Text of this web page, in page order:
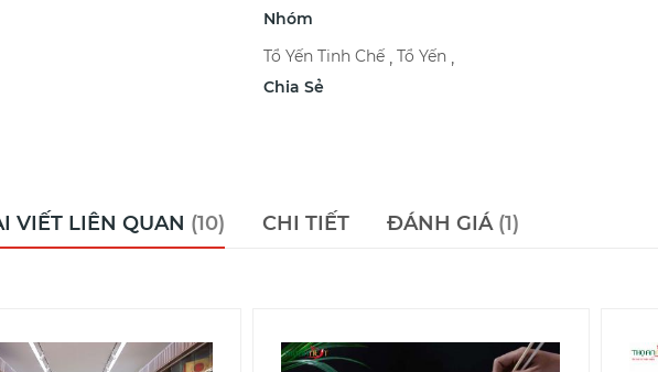
Nhóm
Tổ Yến Tinh Chế , Tổ Yến ,
Chia Sẻ
VIẾT LIÊN QUAN 10 CHI TIẾT ĐÁNH GIÁ 1